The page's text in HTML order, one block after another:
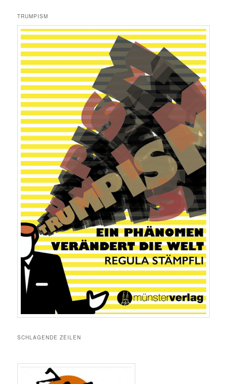
TRUMPISM
SCHLAGENDE ZEILEN